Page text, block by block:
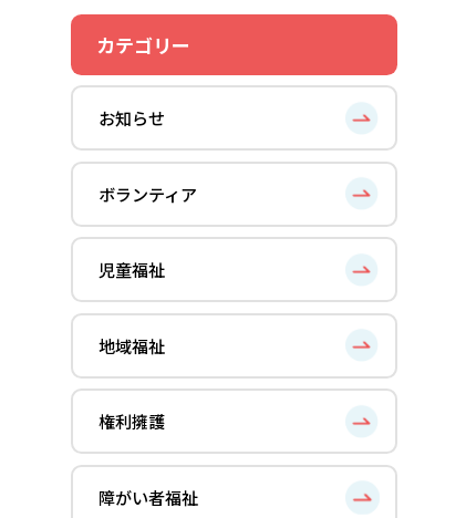
カテゴリー
お知らせ
ボランティア
児童福祉
地域福祉
権利擁護
障がい者福祉